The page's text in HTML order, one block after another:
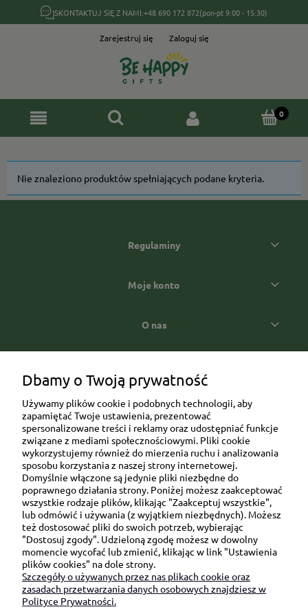
SKONTAKTUJ SIĘ Z NAMI:+48 690 172 872(pon-pt 9:00 - 15:30)
Zarejestruj się Zaloguj się
Nie znaleziono produktów spełniających podane kryteria.
Regulaminy
Moje konto
O nas
Ul. Brukowa 6/8 lok. 57/58
91-341 Łódź
NIP: 6751510615
SKONTAKTUJ SIĘ Z NAMI:
sklep@be-happygifts.com
+48 690 172 872
(pon-pt 9:00 - 15:30)
Dbamy o Twoją prywatność
Używamy plików cookie i podobnych technologii, aby
zapamiętać Twoje ustawienia, prezentować
spersonalizowane treści i reklamy oraz udostępniać funkcje
związane z mediami społecznościowymi. Pliki cookie
wykorzystujemy również do mierzenia ruchu i analizowania
sposobu korzystania z naszej strony internetowej.
Domyślnie włączone są jedynie pliki niezbędne do
poprawnego działania strony. Poniżej możesz zaakceptować
wszystkie rodzaje plików, klikając "Zaakceptuj wszystkie",
lub odmówić i używania (z wyjątkiem niezbędnych). Możesz
też dostosować pliki do swoich potrzeb, wybierając
"Dostosuj zgody". Udzieloną zgodę możesz w dowolny
momencie wycofać lub zmienić, klikając w link "Ustawienia
plików cookies" na dole strony.
Szczegóły o używanych przez nas plikach cookie oraz
zasadach przetwarzania danych osobowych znajdziesz w
Polityce Prywatności.